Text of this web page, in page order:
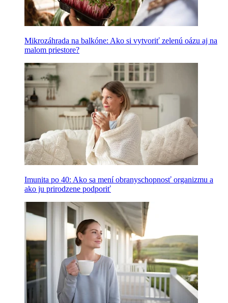
Mikrozáhrada na balkóne: Ako si vytvoriť zelenú oázu aj na
malom priestore?
Imunita po 40: Ako sa mení obranyschopnosť organizmu a
ako ju prirodzene podporiť